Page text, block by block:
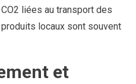
liées au transport des
locaux sont souvent
et